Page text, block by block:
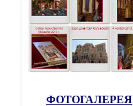
ФОТОГАЛЕРЕЯ